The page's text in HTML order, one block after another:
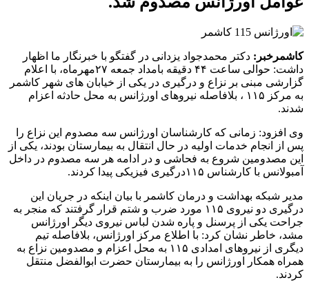
کاشمرخبر: دکتر محمدجواد یزدانی در گفتگو با خبرنگار ما اظهار
داشت: حوالی ساعت ۴۴ دقیقه بامداد جمعه ۲۷مهرماه، با اعلام
گزارشی مبنی بر نزاع و درگیری در یکی از خیابان های شهر کاشمر
به مرکز ۱۱۵ ، بلافاصله نیروهای اورژانس به محل حادثه اعزام
شدند.
وی افزود: زمانی که کارشناسان اورژانس سه مصدوم این نزاع را
پس از انجام خدمات اولیه در حال انتقال به بیمارستان بودند، یکی از
این مصدومین شروع به فحاشی و در ادامه هر سه مصدوم در داخل
آمبولانس با کارشناس ۱۱۵درگیری فیزیکی پیدا کردند.
مدیر شبکه بهداشت و درمان کاشمر با بیان اینکه در جریان این
درگیری دو نیروی ۱۱۵ مورد ضرب و شتم قرار گرفتند که منجر به
جراحت یکی از پرسنل و پاره شدن لباس نیروی دیگر اورژانس
مشد، خاطر نشان کرد: با اطلاع مرکز اورژانس، بلافاصله تیم
دیگری از نیروهای امدادی ۱۱۵ به محل اعزام و مصدومین نزاع به
همراه همکار اورژانس را به بیمارستان حضرت ابوالفضل منتقل
کردند.